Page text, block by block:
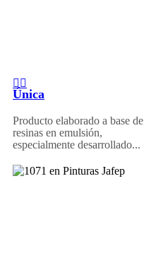
Única
Producto elaborado a base de
resinas en emulsión,
especialmente desarrollado...